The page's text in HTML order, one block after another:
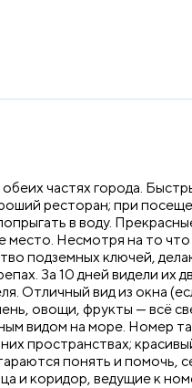
частях города.
ресторан; при
в воду.
Несмотря на то что
подземных ключей,
За 10 дней видели их
Отличный вид из окна
овощи, фрукты — всё
видом на море. Номер
пространствах;
понять и помочь,
и коридор, ведущие к